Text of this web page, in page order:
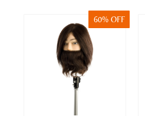
60% OFF